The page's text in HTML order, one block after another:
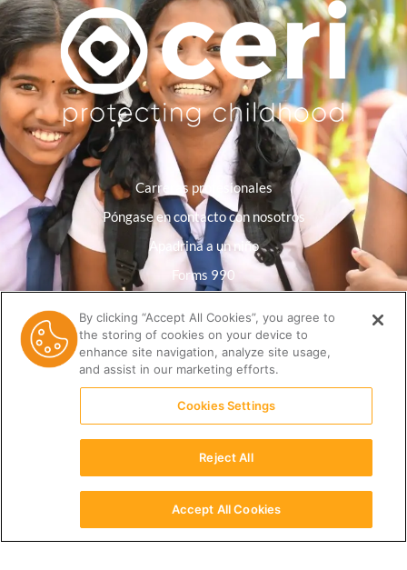
Carreras profesionales
Póngase en contacto con nosotros
Apadrina a un niño
Forms 990
Política de privacidad
Biblioteca de recursos
By clicking “Accept All Cookies”, you agree to
the storing of cookies on your device to
enhance site navigation, analyze site usage,
and assist in our marketing efforts.
Cookies Settings
Reject All
Accept All Cookies